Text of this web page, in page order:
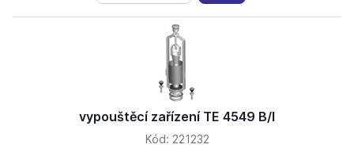
vypouštěcí zařízení TE 4549 B/I
Kód: 221232